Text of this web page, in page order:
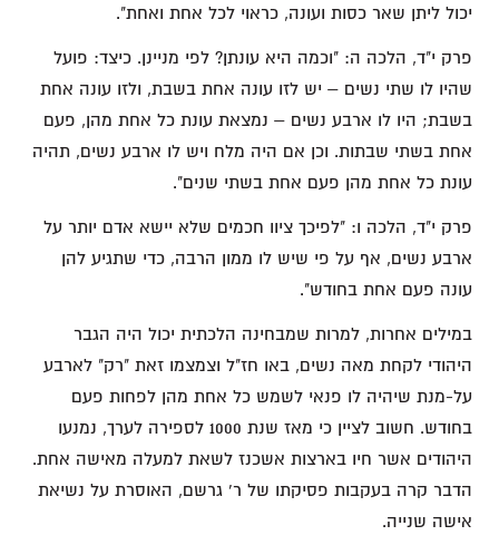
יכול ליתן שאר כסות ועונה, כראוי לכל אחת ואחת".
פרק י"ד, הלכה ה: "וכמה היא עונתן? לפי מניינן. כיצד: פועל
שהיו לו שתי נשים – יש לזו עונה אחת בשבת, ולזו עונה אחת
בשבת; היו לו ארבע נשים – נמצאת עונת כל אחת מהן, פעם
אחת בשתי שבתות. וכן אם היה מלח ויש לו ארבע נשים, תהיה
עונת כל אחת מהן פעם אחת בשתי שנים".
פרק י"ד, הלכה ו: "לפיכך ציוו חכמים שלא יישא אדם יותר על
ארבע נשים, אף על פי שיש לו ממון הרבה, כדי שתגיע להן
עונה פעם אחת בחודש".
במילים אחרות, למרות שמבחינה הלכתית יכול היה הגבר
היהודי לקחת מאה נשים, באו חז"ל וצמצמו זאת "רק" לארבע
על-מנת שיהיה לו פנאי לשמש כל אחת מהן לפחות פעם
בחודש. חשוב לציין כי מאז שנת 1000 לספירה לערך, נמנעו
היהודים אשר חיו בארצות אשכנז לשאת למעלה מאישה אחת.
הדבר קרה בעקבות פסיקתו של ר' גרשם, האוסרת על נשיאת
אישה שנייה.